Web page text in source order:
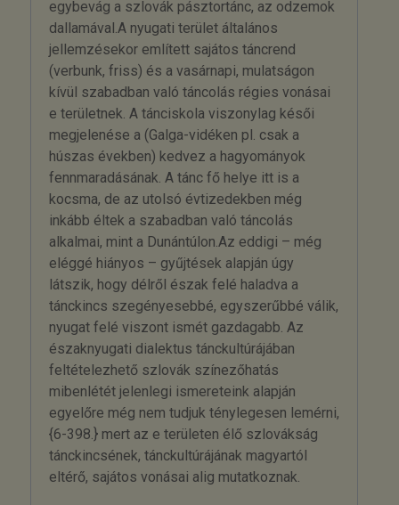
egybevág a szlovák pásztortánc, az odzemok
dallamával.A nyugati terület általános
jellemzésekor említett sajátos táncrend
(verbunk, friss) és a vasárnapi, mulatságon
kívül szabadban való táncolás régies vonásai
e területnek. A tánciskola viszonylag késői
megjelenése a (Galga-vidéken pl. csak a
húszas években) kedvez a hagyományok
fennmaradásának. A tánc fő helye itt is a
kocsma, de az utolsó évtizedekben még
inkább éltek a szabadban való táncolás
alkalmai, mint a Dunántúlon.Az eddigi – még
eléggé hiányos – gyűjtések alapján úgy
látszik, hogy délről észak felé haladva a
tánckincs szegényesebbé, egyszerűbbé válik,
nyugat felé viszont ismét gazdagabb. Az
északnyugati dialektus tánckultúrájában
feltételezhető szlovák színezőhatás
mibenlétét jelenlegi ismereteink alapján
egyelőre még nem tudjuk ténylegesen lemérni,
{6-398.} mert az e területen élő szlovákság
tánckincsének, tánckultúrájának magyartól
eltérő, sajátos vonásai alig mutatkoznak.